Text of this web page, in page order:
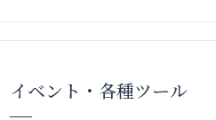
イベント・各種ツール